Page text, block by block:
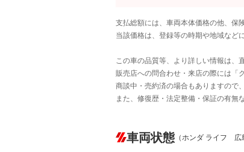
支払総額には、車両本体価格の他、保
当該価格は、登録等の時期や地域など
この車の品質等、より詳しい情報は、
販売店への問合わせ・来店の際には「
商談中・売約済の場合もありますので
また、修復歴・法定整備・保証の有無
車両状態 （ホンダ ライフ 広